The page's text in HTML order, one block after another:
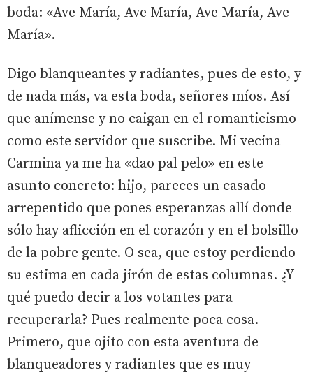
boda: «Ave María, Ave María, Ave María, Ave
María».
Digo blanqueantes y radiantes, pues de esto, y
de nada más, va esta boda, señores míos. Así
que anímense y no caigan en el romanticismo
como este servidor que suscribe. Mi vecina
Carmina ya me ha «dao pal pelo» en este
asunto concreto: hijo, pareces un casado
arrepentido que pones esperanzas allí donde
sólo hay aflicción en el corazón y en el bolsillo
de la pobre gente. O sea, que estoy perdiendo
su estima en cada jirón de estas columnas. ¿Y
qué puedo decir a los votantes para
recuperarla? Pues realmente poca cosa.
Primero, que ojito con esta aventura de
blanqueadores y radiantes que es muy